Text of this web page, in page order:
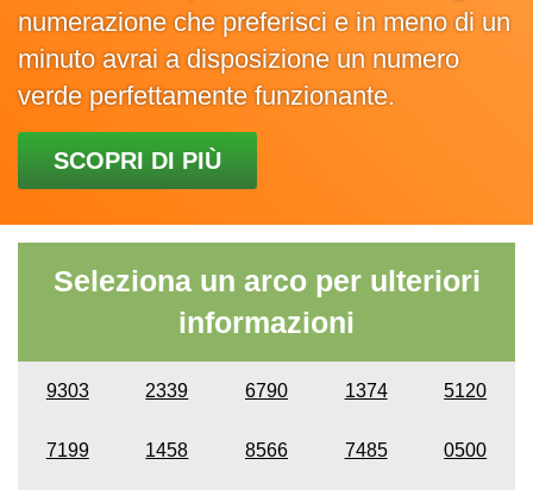
numerazione che preferisci e in meno di un
minuto avrai a disposizione un numero
verde perfettamente funzionante.
SCOPRI DI PIÙ
Seleziona un arco per ulteriori
informazioni
9303 2339 6790 1374 5120
7199 1458 8566 7485 0500